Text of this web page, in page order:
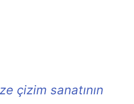
çizim sanatının